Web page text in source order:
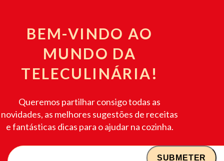
BEM-VINDO AO
MUNDO DA
TELECULINÁRIA!
Queremos partilhar consigo todas as
novidades, as melhores sugestões de receitas
e fantásticas dicas para o ajudar na cozinha.